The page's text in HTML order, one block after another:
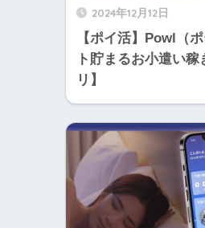
2024年12月12日
【ポイ活】Powl（
ト貯まるお小遣い
リ】